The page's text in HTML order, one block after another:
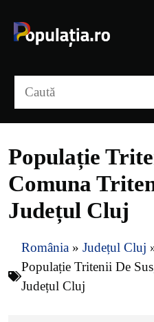
conținut
Populație
Comuna
Județul Cluj
România » Județul Cluj
Populație Tritenii De
Județul Cluj